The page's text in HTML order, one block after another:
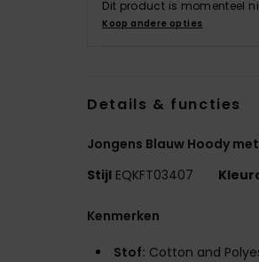
Dit product is momenteel
Koop andere opties
Details & functies
Jongens Blauw Hoody
Stijl EQKFT03407
Kenmerken
Stof: Cotton and